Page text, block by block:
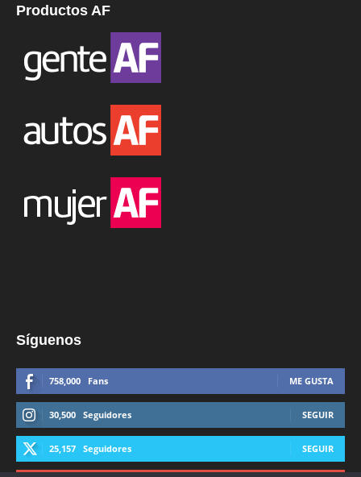
Productos AF
Síguenos
758,000 Fans ME GUSTA
30,500 Seguidores SEGUIR
25,157 Seguidores SEGUIR